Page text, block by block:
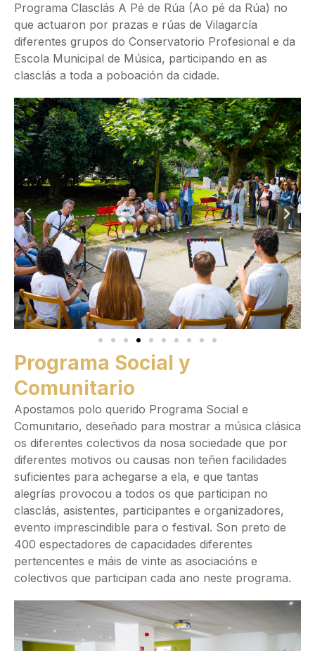
Programa Clasclás A Pé de Rúa (Ao pé da Rúa) no
que actuaron por prazas e rúas de Vilagarcía
diferentes grupos do Conservatorio Profesional e da
Escola Municipal de Música, participando en as
clasclás a toda a poboación da cidade.
Programa Social y
Comunitario
Apostamos polo querido Programa Social e
Comunitario, deseñado para mostrar a música clásica
os diferentes colectivos da nosa sociedade que por
diferentes motivos ou causas non teñen facilidades
suficientes para achegarse a ela, e que tantas
alegrías provocou a todos os que participan no
clasclás, asistentes, participantes e organizadores,
evento imprescindible para o festival. Son preto de
400 espectadores de capacidades diferentes
pertencentes e máis de vinte as asociacións e
colectivos que participan cada ano neste programa.